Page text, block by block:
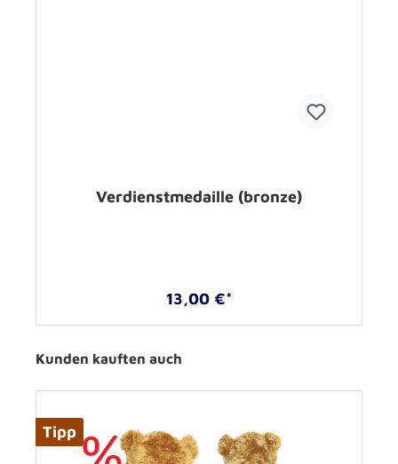
Verdienstmedaille (bronze)
13,00 €*
Kunden kauften auch
Tipp